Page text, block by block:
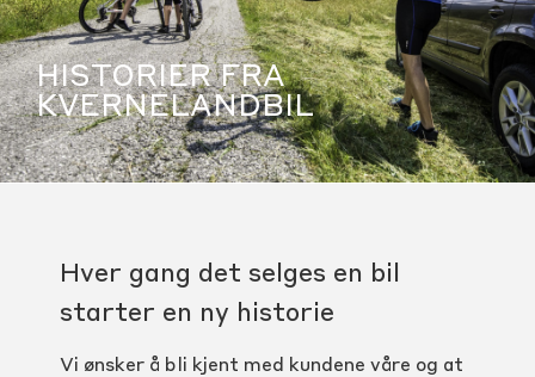
HISTORIER FRA
KVERNELANDBIL
Hver gang det selges en bil
starter en ny historie
Vi ønsker å bli kjent med kundene våre og at